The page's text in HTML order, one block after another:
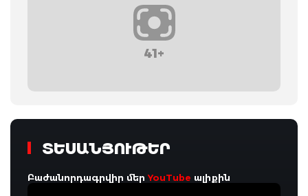
41+
ՏԵՍԱՆՅՈՒԹԵՐ
Բաժանորդագրվիր մերYouTube ալիքին